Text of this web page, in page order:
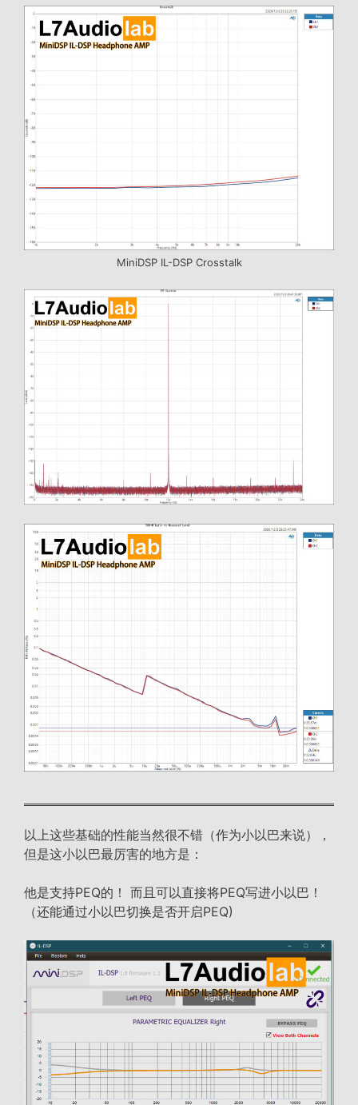
MiniDSP IL-DSP Crosstalk
以上这些基础的性能当然很不错（作为小以巴来说），
但是这小以巴最厉害的地方是：
他是支持PEQ的！ 而且可以直接将PEQ写进小以巴！
（还能通过小以巴切换是否开启PEQ)